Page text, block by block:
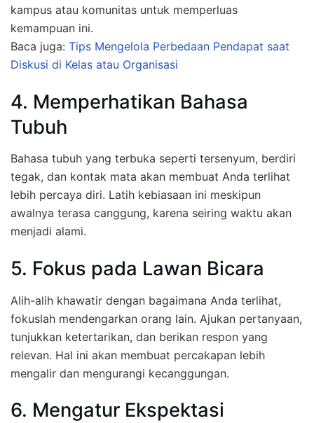
kampus atau komunitas untuk memperluas
kemampuan ini.
Baca juga: Tips Mengelola Perbedaan Pendapat saat
Diskusi di Kelas atau Organisasi
4. Memperhatikan Bahasa
Tubuh
Bahasa tubuh yang terbuka seperti tersenyum, berdiri
tegak, dan kontak mata akan membuat Anda terlihat
lebih percaya diri. Latih kebiasaan ini meskipun
awalnya terasa canggung, karena seiring waktu akan
menjadi alami.
5. Fokus pada Lawan Bicara
Alih-alih khawatir dengan bagaimana Anda terlihat,
fokuslah mendengarkan orang lain. Ajukan pertanyaan,
tunjukkan ketertarikan, dan berikan respon yang
relevan. Hal ini akan membuat percakapan lebih
mengalir dan mengurangi kecanggungan.
6. Mengatur Ekspektasi